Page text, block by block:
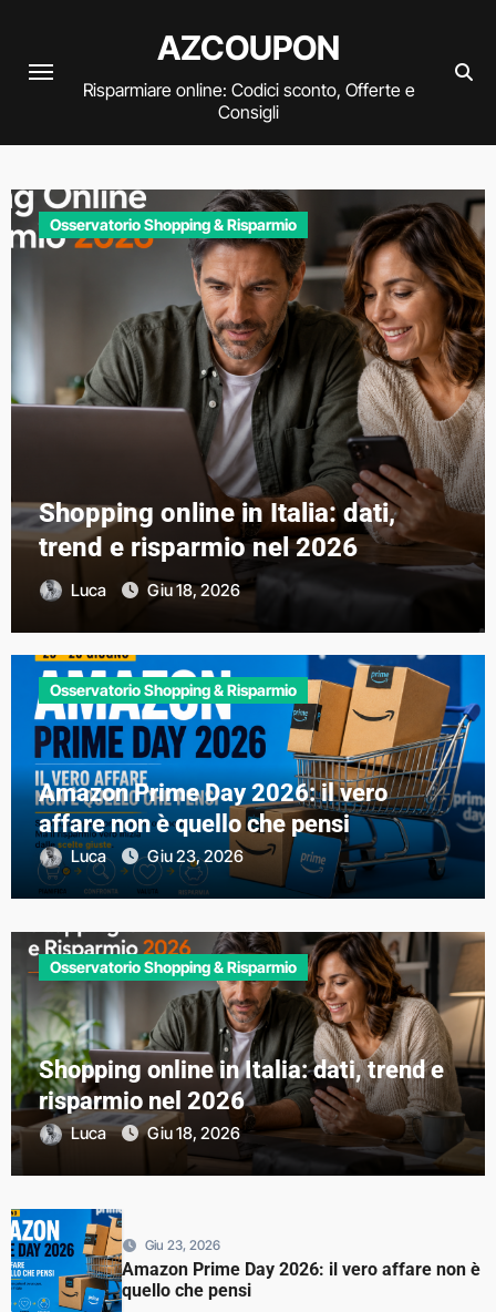
contenuto
AZCOUPON
Risparmiare online: Codici sconto, Offerte e
Consigli
Guide al Risparmio
Libri scolastici 2026/2027: come
risparmiare davvero senza
impazzire tra liste, prenotazioni e
libri esauriti
Eva Giu 16, 2026
Osservatorio Shopping & Risparmio
Amazon Prime Day 2026: il vero
affare non è quello che pensi
Luca Giu 23, 2026
Osservatorio Shopping & Risparmio
Shopping online in Italia: dati, trend e
risparmio nel 2026
Luca Giu 18, 2026
Giu 23, 2026
Amazon Prime Day 2026: il vero affare non è
quello che pensi